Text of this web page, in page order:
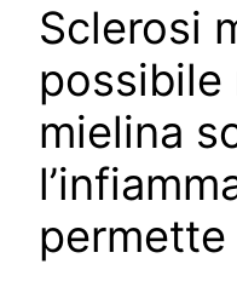
Sclerosi
possibile
mielina
permette